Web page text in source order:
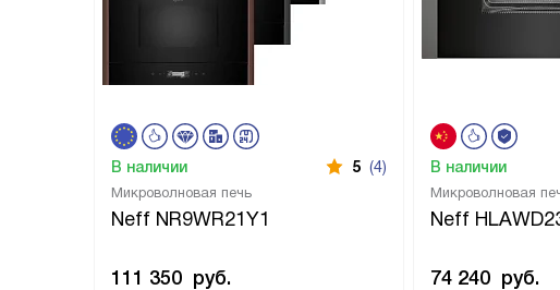
Микроволновая печь
Neff NR9WR21Y1
В наличии 5 (4)
111 350 руб.
Микроволновая
Neff
В наличии
74 240 руб.